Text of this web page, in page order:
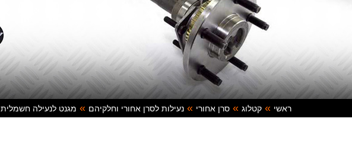
ראשי קטלוג סרן אחורי נעילות לסרן אחורי וחלקיהם מגנט לנעילה חשמלית ET93